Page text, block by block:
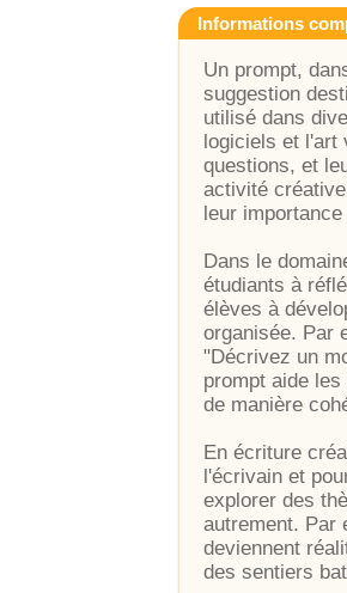
Informations
Un prompt,
suggestion
utilisé dans
logiciels et l'art
questions, et
activité
leur
Dans le
étudiants à
élèves à
organisée. Par
"Décrivez un
prompt aide
de manière
En écriture
l'écrivain et
explorer des
autrement. Par
deviennent
des sentiers